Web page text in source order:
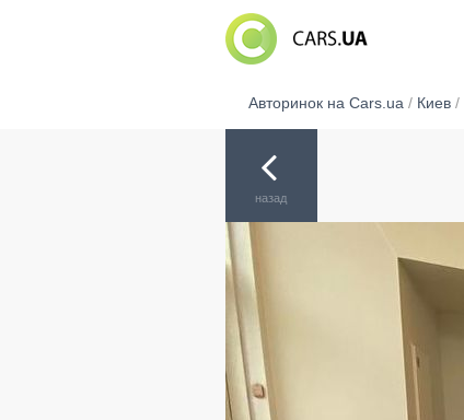
Авторинок на Cars.ua / Киев/
назад